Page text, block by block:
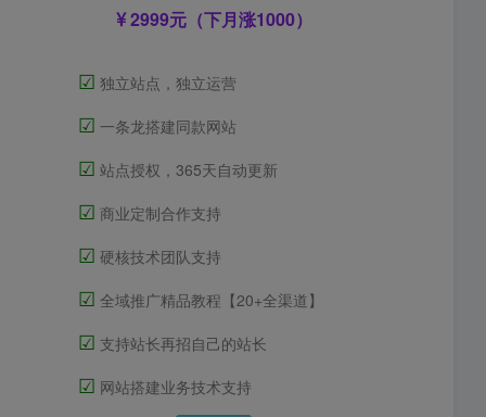
2999元（下月涨1000）
☑ 独立站点，独立运营
☑ 一条龙搭建同款网站
☑ 站点授权，365天自动更新
☑ 商业定制合作支持
☑ 硬核技术团队支持
☑ 全域推广精品教程【20+全渠道】
☑ 支持站长再招自己的站长
☑ 网站搭建业务技术支持